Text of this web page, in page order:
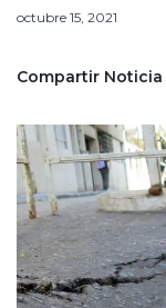
octubre 15, 2021
Compartir Noticia